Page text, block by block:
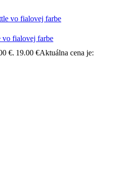
vo fialovej farbe
€. 19.00 €Aktuálna cena je: